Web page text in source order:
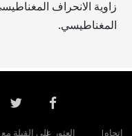
زاوية الانحراف
المغناطيسي.
اتجاه العثور على القبلة مع